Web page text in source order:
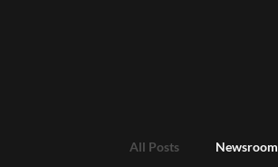
All Posts Newsroom